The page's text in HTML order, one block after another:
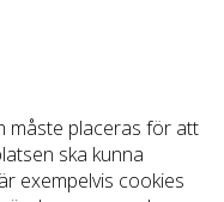
måste placeras för att
ska kunna
exempelvis cookies